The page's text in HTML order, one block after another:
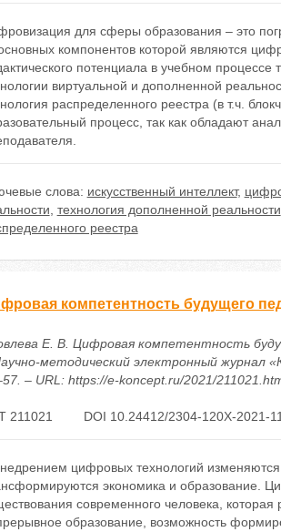
для сферы образования – это
компонентов которой являются
потенциала в учебном
виртуальной и дополненной
распределенного реестра (в т.ч.
процесс, так как обладают
слова: искусственный интеллект,
технология дополненной реальности
реестра
компетентность будущего
Е. В. Цифровая компетентность
методический электронный журнал
– URL: https://e-koncept.ru/2021/
211021 DOI 10.24412/2304-120X-2021-
цифровых технологий
экономика и образование.
современного человека,
образование, возможность